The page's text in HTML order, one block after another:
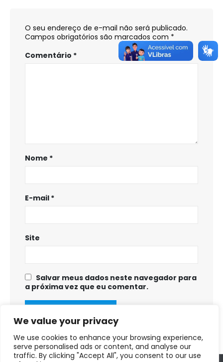
We value your privacy
We use cookies to enhance your browsing experience,
serve personalised ads or content, and analyse our
traffic. By clicking "Accept All", you consent to our use
O seu endereço de e-mail não será publicado.
Campos obrigatórios são marcados com *
Comentário *
Nome *
E-mail *
Site
Salvar meus dados neste navegador para
a próxima vez que eu comentar.